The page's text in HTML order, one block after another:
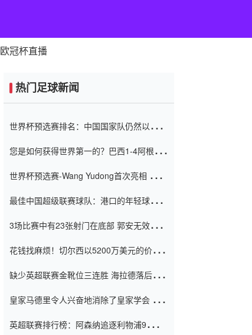
欧冠杯直播
热门足球新闻
世界杯预选赛排名：中国国家队仍然以6分
您是如何获得世界第一的？巴西1-4阿根
世界杯预选赛-Wang Yudong首次亮相 中国
最佳中国超级联赛球队：港口的年轻球员在
（Taishan）
3场比赛中有23张射门在底部 郭安无效传球
花钱找麻烦！切尔西以5200万美元的价格
窗口
缺少英超联赛金靴位三连胜 海拉德落后6球
皇家马德里令人兴奋地消除了皇家学会 安
英超联赛排行榜：阿森纳追逐利物浦9分 曼